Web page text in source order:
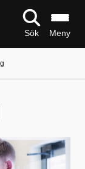
Sök Meny